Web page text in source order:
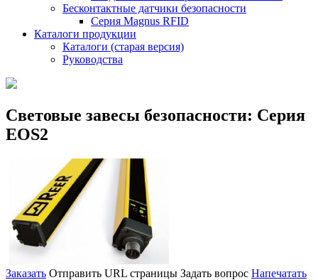
Бесконтактные датчики безопасности
Серия Magnus RFID
Каталоги продукции
Каталоги (старая версия)
Руководства
Cветовые завесы безопасности: Серия
EOS2
Заказать Отправить URL страницы Задать вопрос Напечатать